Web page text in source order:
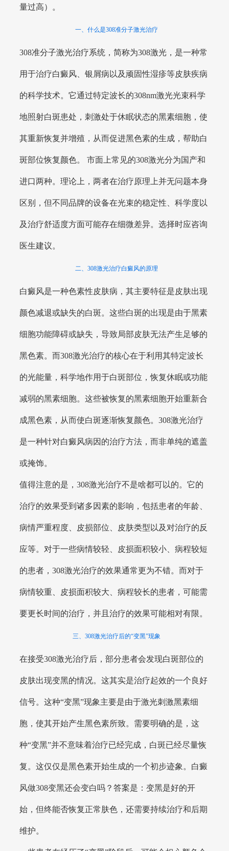
量过高）。
一、什么是308准分子激光治疗
308准分子激光治疗系统，简称为308激光，是一种常
用于治疗白癜风、银屑病以及顽固性湿疹等皮肤疾病
的科学技术。它通过特定波长的308nm激光光束科学
地照射白斑患处，刺激处于休眠状态的黑素细胞，使
其重新恢复并增殖，从而促进黑色素的生成，帮助白
斑部位恢复颜色。 市面上常见的308激光分为国产和
进口两种。理论上，两者在治疗原理上并无问题本身
区别，但不同品牌的设备在光束的稳定性、科学度以
及治疗舒适度方面可能存在细微差异。选择时应咨询
医生建议。
二、308激光治疗白癜风的原理
白癜风是一种色素性皮肤病，其主要特征是皮肤出现
颜色减退或缺失的白斑。这些白斑的出现是由于黑素
细胞功能障碍或缺失，导致局部皮肤无法产生足够的
黑色素。而308激光治疗的核心在于利用其特定波长
的光能量，科学地作用于白斑部位，恢复休眠或功能
减弱的黑素细胞。这些被恢复的黑素细胞开始重新合
成黑色素，从而使白斑逐渐恢复颜色。308激光治疗
是一种针对白癜风病因的治疗方法，而非单纯的遮盖
或掩饰。
值得注意的是，308激光治疗不是啥都可以的。它的
治疗的效果受到诸多因素的影响，包括患者的年龄、
病情严重程度、皮损部位、皮肤类型以及对治疗的反
应等。对于一些病情较轻、皮损面积较小、病程较短
的患者，308激光治疗的效果通常更为不错。而对于
病情较重、皮损面积较大、病程较长的患者，可能需
要更长时间的治疗，并且治疗的效果可能相对有限。
三、308激光治疗后的“变黑”现象
在接受308激光治疗后，部分患者会发现白斑部位的
皮肤出现变黑的情况。这其实是治疗起效的一个良好
信号。这种“变黑”现象主要是由于激光刺激黑素细
胞，使其开始产生黑色素所致。需要明确的是，这
种“变黑”并不意味着治疗已经完成，白斑已经尽量恢
复。这仅仅是黑色素开始生成的一个初步迹象。白癜
风做308变黑还会变白吗？答案是：变黑是好的开
始，但终能否恢复正常肤色，还需要持续治疗和后期
维护。